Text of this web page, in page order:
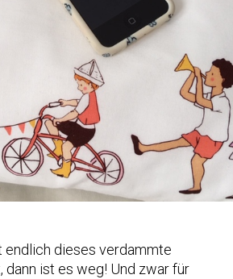
endlich dieses verdammte
dann ist es weg! Und zwar für